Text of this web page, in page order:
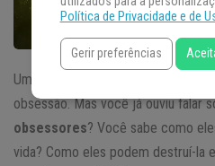
Um assunto muito polêmico entre a
obsessão. Mas você já ouviu falar
obsessores? Você sabe como
vida? Como eles podem destruí-la
Política de Privacidade e de
Gerir preferências